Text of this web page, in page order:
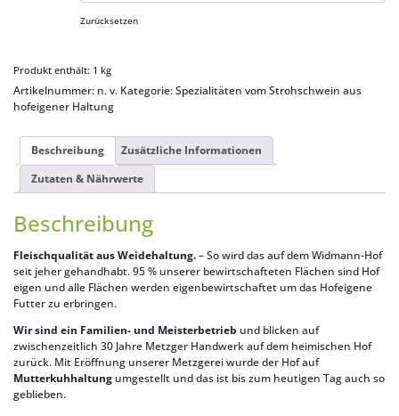
Zurücksetzen
Produkt enthält: 1 kg
Artikelnummer: n. v. Kategorie:Spezialitäten vom Strohschwein aus
hofeigener Haltung
Beschreibung
Zusätzliche Informationen
Zutaten & Nährwerte
Beschreibung
Fleischqualität aus Weidehaltung.– So wird das auf dem Widmann-Hof
seit jeher gehandhabt. 95 % unserer bewirtschafteten Flächen sind Hof
eigen und alle Flächen werden eigenbewirtschaftet um das Hofeigene
Futter zu erbringen.
Wir sind ein Familien- und Meisterbetrieb und blicken auf
zwischenzeitlich 30 Jahre Metzger Handwerk auf dem heimischen Hof
zurück. Mit Eröffnung unserer Metzgerei wurde der Hof auf
Mutterkuhhaltung umgestellt und das ist bis zum heutigen Tag auch so
geblieben.